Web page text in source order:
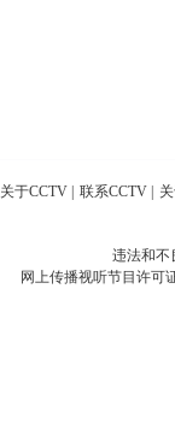
关于CCTV 联系CCTV
违法和不
网上传播视听节目许可